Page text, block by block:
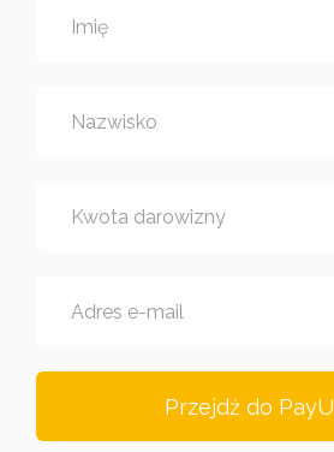
Imię
Nazwisko
Kwota darowizny
Adres e-mail
Przejdź do PayU